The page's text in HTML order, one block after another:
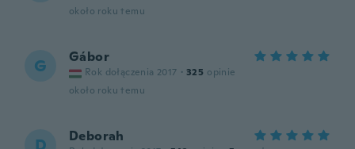
około roku temu
G Gábor
Rok dołączenia 2017 · 325 opinie
około roku temu
Deborah